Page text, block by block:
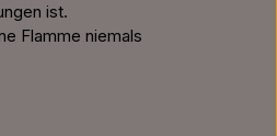
ist.
Flamme niemals